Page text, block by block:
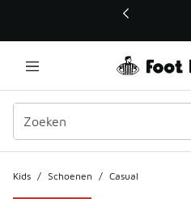
Deze link wordt geopend in een
Kids / Schoenen / Casual